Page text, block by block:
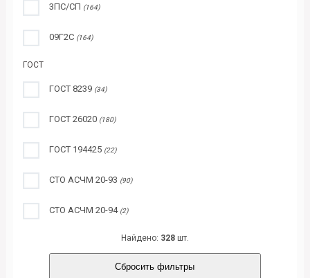
3ПС/СП (164)
09Г2С (164)
ГОСТ
ГОСТ 8239 (34)
ГОСТ 26020 (180)
ГОСТ 194425 (22)
СТО АСЧМ 20-93 (90)
СТО АСЧМ 20-94 (2)
Найдено: 328шт.
Сбросить фильтры